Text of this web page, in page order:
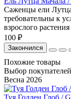
Саженцы ели
требовательны к
взрослого
100 ₽
Закончился
Похожие товары
Выбор
Весна 2026
Туя Голден Глоб /